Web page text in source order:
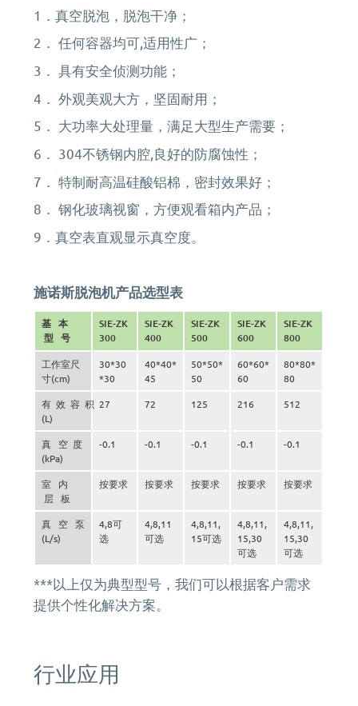
1． 真空脱泡，脱泡干净；
2． 任何容器均可,适用性广；
3． 具有安全侦测功能；
4． 外观美观大方，坚固耐用；
5． 大功率大处理量，满足大型生产需要；
6． 304不锈钢内腔,良好的防腐蚀性；
7． 特制耐高温硅酸铝棉，密封效果好；
8． 钢化玻璃视窗，方便观看箱内产品；
9． 真空表直观显示真空度。
施诺斯脱泡机产品选型表
基 本
型 号
SIE-ZK
300
SIE-ZK
400
SIE-ZK
500
SIE-ZK
600
SIE-ZK
800
工作室尺
寸(cm)
30*30
*30
40*40*
45
50*50*
50
60*60*
60
80*80*
80
有 效 容 积
(L)
27 72 125 216 512
真 空 度
(kPa)
-0.1 -0.1 -0.1 -0.1 -0.1
室 内
层 板
按要求 按要求 按要求 按要求 按要求
真 空 泵
(L/s)
4,8可
选
4,8,11
可选
4,8,11,
15可选
4,8,11,
15,30
可选
4,8,11,
15,30
可选
***以上仅为典型型号，我们可以根据客户需求
提供个性化解决方案。
行业应用